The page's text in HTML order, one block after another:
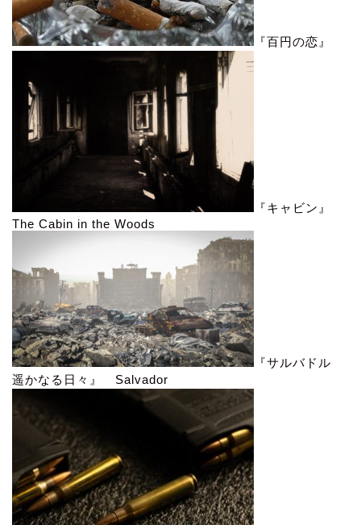
『百円の恋』
『キャビン』
The Cabin in the Woods
『サルバドル
遥かなる日々』 Salvador